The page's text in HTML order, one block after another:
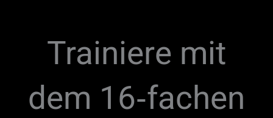
Trainiere mit
dem 16‑fachen